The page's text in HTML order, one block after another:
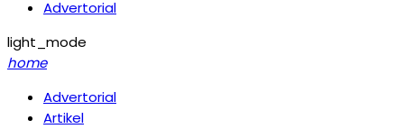
Advertorial
light_mode
home
Advertorial
Artikel